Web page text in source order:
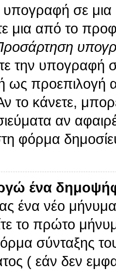
υπογραφή σε
μια από το
την υπογραφή
ως προεπιλογή
το κάνετε,
αν
φόρμα
ένα
ένα νέο
το πρώτο
σύνταξης
( εάν δεν